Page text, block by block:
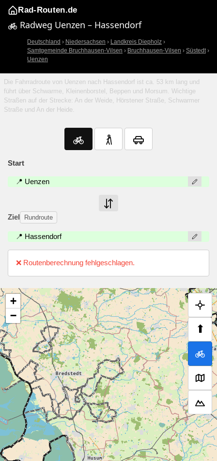
Rad-Routen.de
Radweg Uenzen – Hassendorf
Deutschland › Niedersachsen › Landkreis Diepholz ›
Samtgemeinde Bruchhausen-Vilsen › Bruchhausen-Vilsen › Süstedt›
Uenzen
Die Fahrradroute von Uenzen nach Hassendorf ist ca. 53 km lang und
führt über Schwarme, Kleinenborstel, Beppen und Morsum. Wichtige
Straßen auf der Strecke: An der Weide, Hörstener Straße, Schwarmer
Straße und An der Heide.
Start
📍 Uenzen
Ziel Rundroute
📍 Hassendorf
❌ Routenberechnung fehlgeschlagen.
⬆
+
−